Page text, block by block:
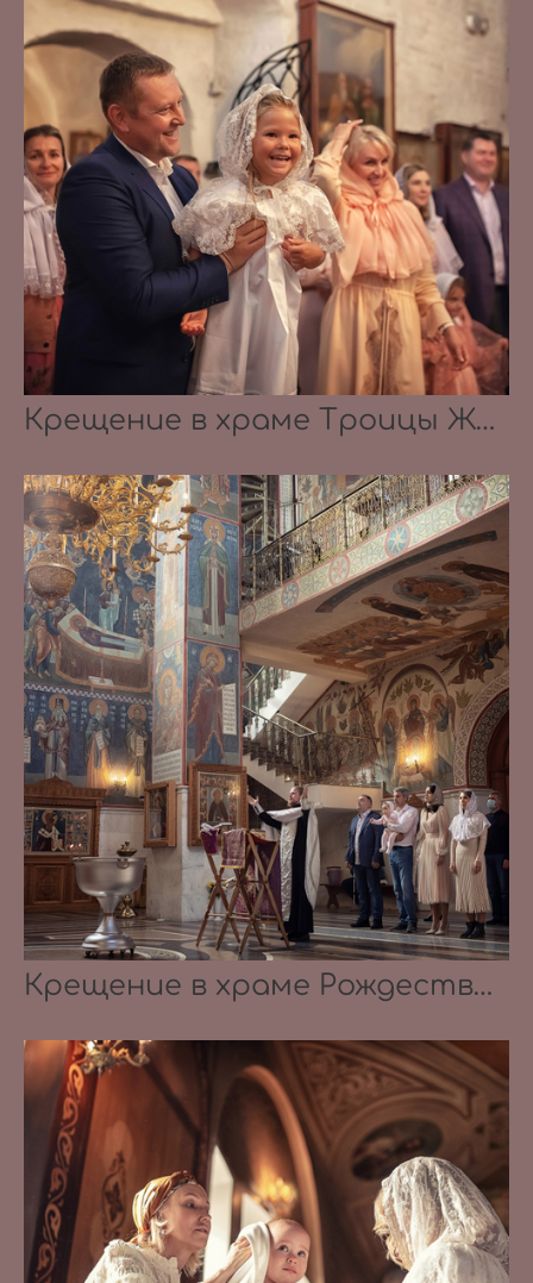
Крещение в храме Троицы Живоначальной в Троицком-Голенищеве 30.08.2020
Крещение в храме Рождества Пресвятой Богородицы в Королеве 30.09.2020